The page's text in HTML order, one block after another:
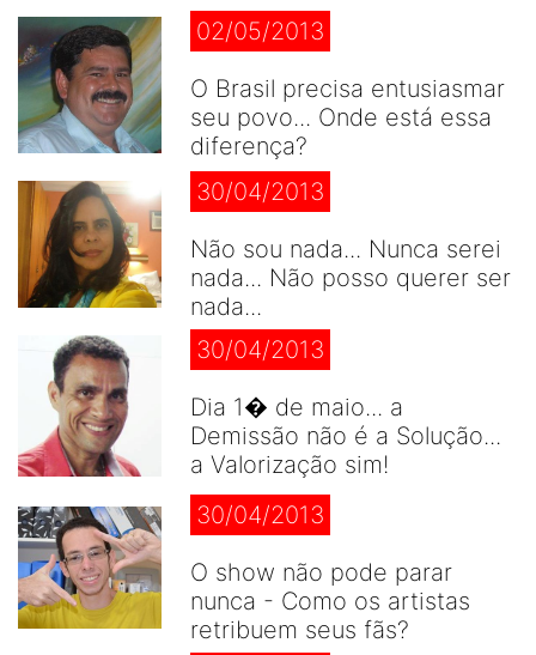
02/05/2013
O Brasil precisa entusiasmar
seu povo... Onde está essa
diferença?
30/04/2013
Não sou nada... Nunca serei
nada... Não posso querer ser
nada...
30/04/2013
Dia 1� de maio... a
Demissão não é a Solução...
a Valorização sim!
30/04/2013
O show não pode parar
nunca - Como os artistas
retribuem seus fãs?